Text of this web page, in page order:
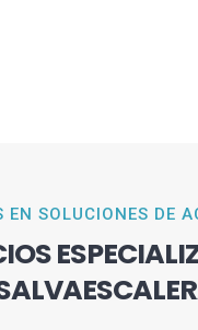
EN SOLUCIONES DE